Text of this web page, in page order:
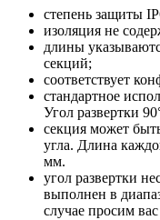
степень защиты
изоляция не
длины
секций;
соответствует
стандартное
Угол развертки
секция может
угла. Длина
мм.
угол развертки
выполнен в
случае просим